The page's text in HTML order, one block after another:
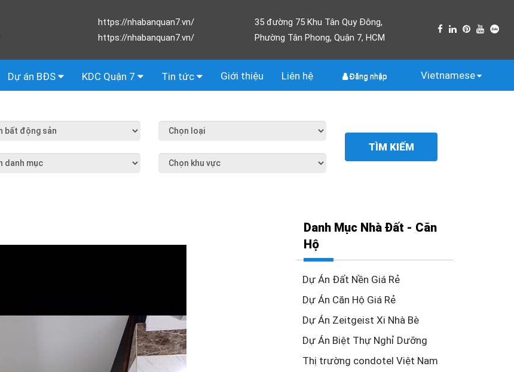
https://nhabanquan7.vn/
https://nhabanquan7.vn/
35 đường 75 Khu Tân Quy Đông,
Phường Tân Phong, Quận 7, HCM
Dự án BĐS KDC Quận 7 Tin tức Giới thiệu Liên hệ Đăng nhập Vietnamese
TÌM KIẾM
Danh Mục Nhà Đất - Căn
Hộ
Dự Án Đất Nền Giá Rẻ
Dự Án Căn Hộ Giá Rẻ
Dự Án Zeitgeist Xi Nhà Bè
Dự Án Biệt Thự Nghỉ Dưỡng
Thị trường condotel Việt Nam